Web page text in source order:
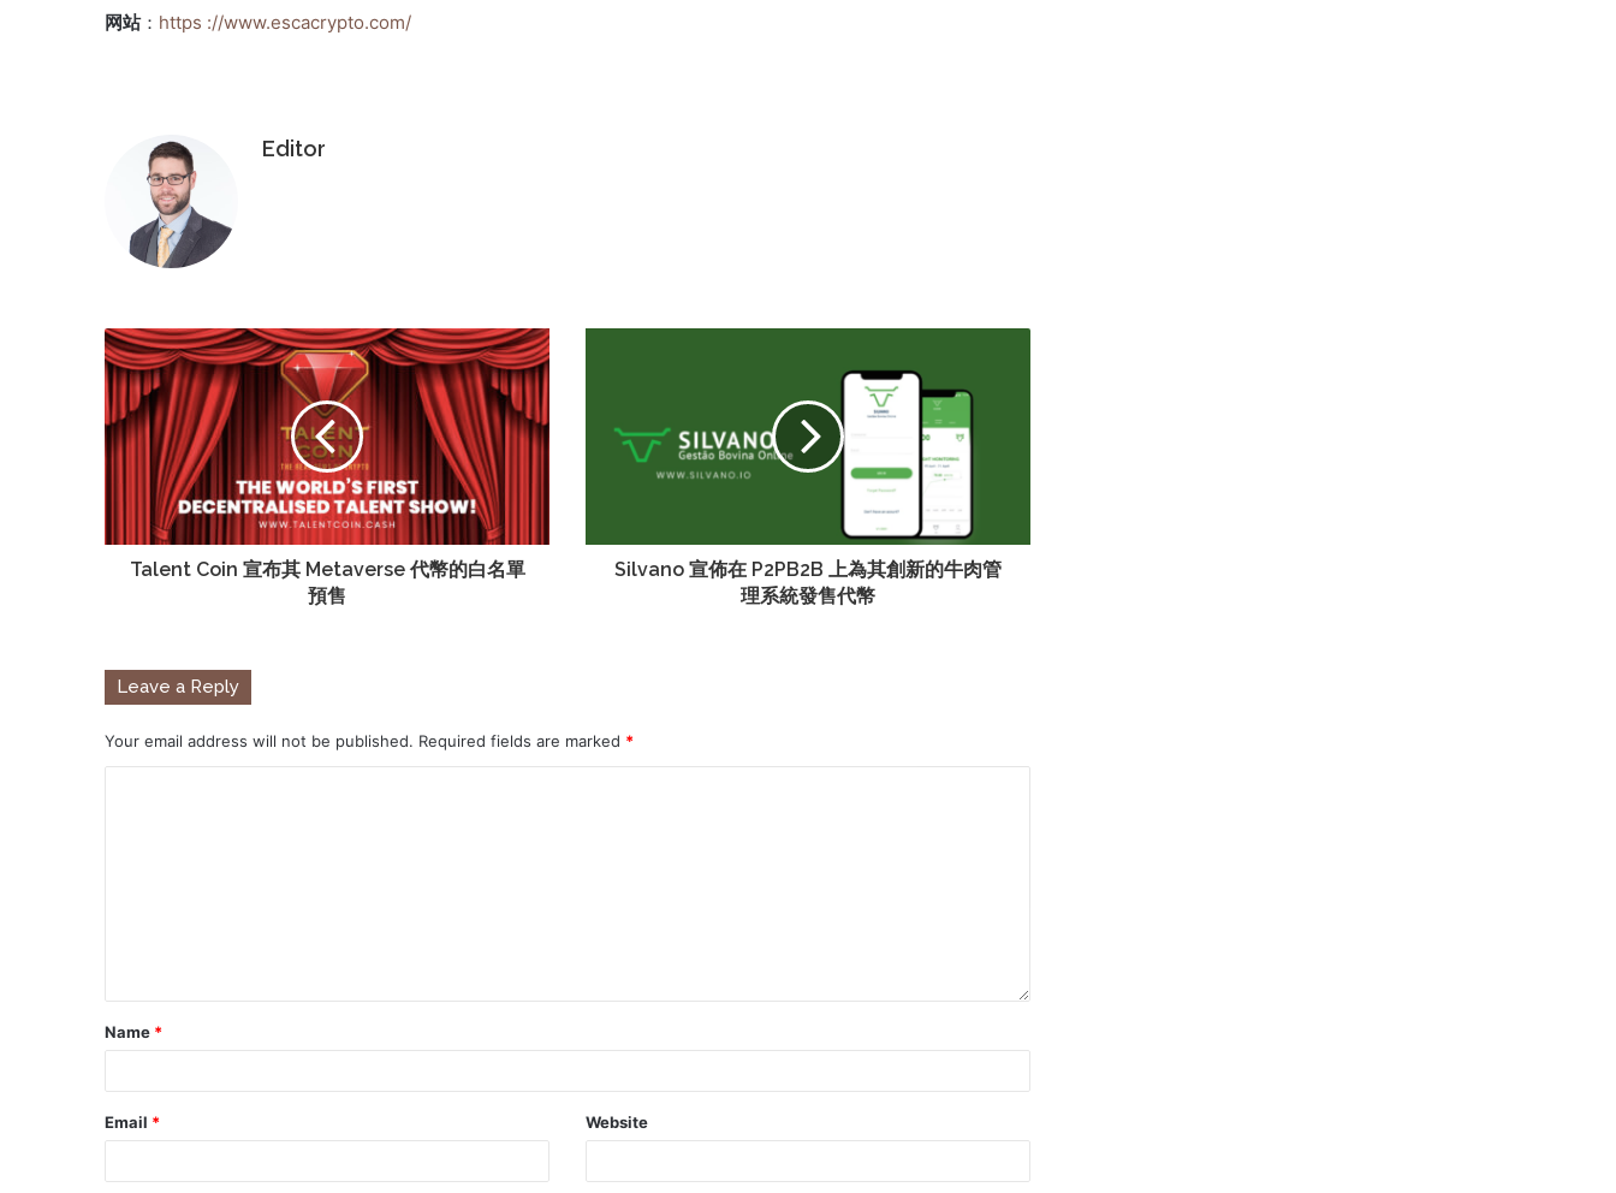
网站： https ://www.escacrypto.com/
Editor
Talent Coin 宣布其 Metaverse 代幣的白名單
預售
Silvano 宣佈在 P2PB2B 上為其創新的牛肉管
理系統發售代幣
Leave a Reply
Your email address will not be published. Required fields are marked *
Name *
Email * Website